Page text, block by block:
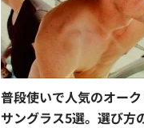
普段使いで人気のオー
サングラス5選。選び方